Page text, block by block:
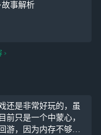
事解析
还是非常好玩的，虽
前只是一个中蒙心，
游，因为内存不够